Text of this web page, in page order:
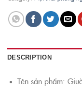
DESCRIPTION
Tên sản phẩm: